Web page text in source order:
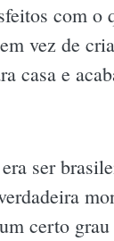
com o
vez de
casa e
ser
certo grau